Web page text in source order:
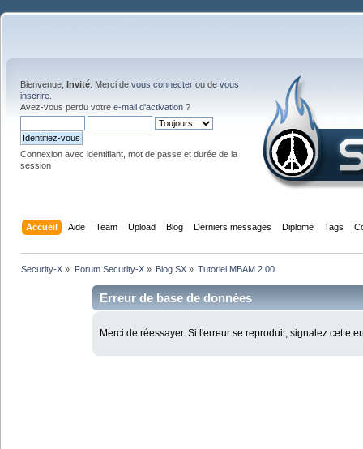
Bienvenue, Invité . Merci de vous connecter ou de vous
inscrire
Avez-vous perdu votre e-mail d'activation ?
Connexion avec identifiant, mot de passe et durée de la
session
Accueil Aide Team Upload Blog Derniers messages Diplome Tags
Security-X » Forum Security-X» Blog SX» Tutoriel MBAM 2.00
Erreur de base de données
Merci de réessayer. Si l'erreur se reproduit, signalez cette